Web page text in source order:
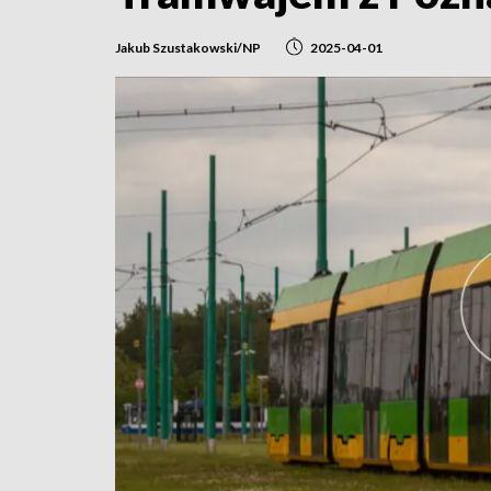
Jakub Szustakowski/NP 2025-04-01